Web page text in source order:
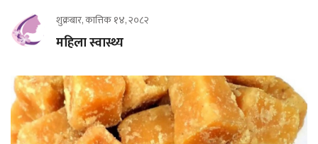
शुक्रबार, कात्तिक १४, २०८२
महिला स्वास्थ्य